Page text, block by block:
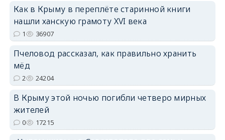
Как в Крыму в переплёте старинной книги
нашли ханскую грамоту XVI века
1 36907
Пчеловод рассказал, как правильно хранить
мёд
2 24204
В Крыму этой ночью погибли четверо мирных
жителей
0 17215